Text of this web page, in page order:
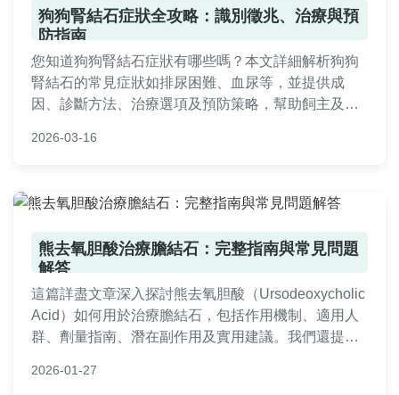
狗狗腎結石症狀全攻略：識別徵兆、治療與預
防指南
您知道狗狗腎結石症狀有哪些嗎？本文詳細解析狗狗
腎結石的常見症狀如排尿困難、血尿等，並提供成
因、診斷方法、治療選項及預防策略，幫助飼主及早
實用技巧，讓您全面了解如何應對狗狗腎結石。
2026-03-16
熊去氧胆酸治療膽結石：完整指南與常見問題
解答
這篇詳盡文章深入探討熊去氧胆酸（Ursodeoxycholic
Acid）如何用於治療膽結石，包括作用機制、適用人
群、劑量指南、潛在副作用及實用建議。我們還提供
個人經驗與注意事項，讓您在決策前獲得所有必要資
2026-01-27